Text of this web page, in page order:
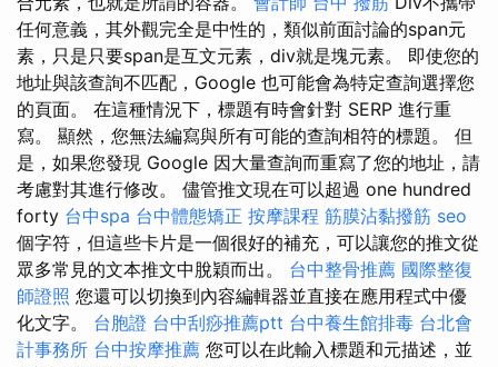
任何意義，其外觀完全是中性的，類似前面討論的span元
素，只是只要span是互文元素，div就是塊元素。 即使您的
地址與該查詢不匹配，Google 也可能會為特定查詢選擇您
的頁面。 在這種情況下，標題有時會針對 SERP 進行重
寫。 顯然，您無法編寫與所有可能的查詢相符的標題。 但
是，如果您發現 Google 因大量查詢而重寫了您的地址，請
考慮對其進行修改。 儘管推文現在可以超過 one hundred
forty 台中spa 台中體態矯正 按摩課程 筋膜沾黏撥筋 seo
個字符，但這些卡片是一個很好的補充，可以讓您的推文從
眾多常見的文本推文中脫穎而出。 台中整骨推薦 國際整復
師證照 您還可以切換到內容編輯器並直接在應用程式中優
化文字。 台胞證 台中刮痧推薦ptt 台中養生館排毒 台北會
計事務所 台中按摩推薦 您可以在此輸入標題和元描述，並